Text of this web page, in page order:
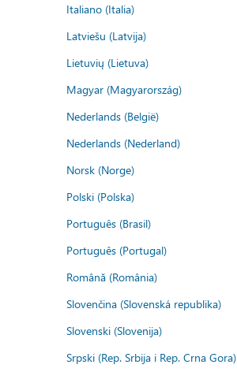
Italiano (Italia)
Latviešu (Latvija)
Lietuvių (Lietuva)
Magyar (Magyarország)
Nederlands (België)
Nederlands (Nederland)
Norsk (Norge)
Polski (Polska)
Português (Brasil)
Português (Portugal)
Română (România)
Slovenčina (Slovenská republika)
Slovenski (Slovenija)
Srpski (Rep. Srbija i Rep. Crna Gora)